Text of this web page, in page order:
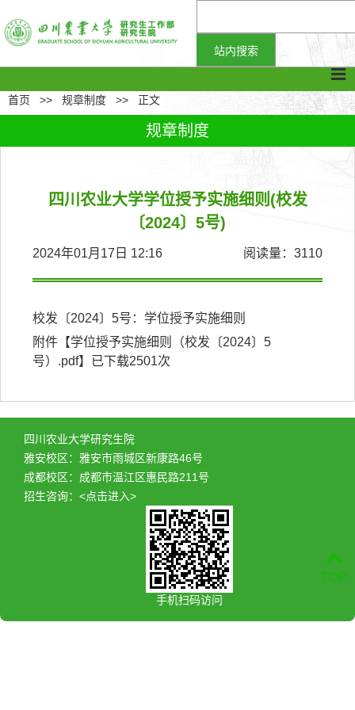
首页 >> 规章制度 >> 正文
规章制度
四川农业大学学位授予实施细则(校发
〔2024〕5号)
2024年01月17日 12:16 阅读量： 3110
校发〔2024〕5号：学位授予实施细则
附件【学位授予实施细则（校发〔2024〕5
号）.pdf】已下载2501次
四川农业大学研究生院
雅安校区：雅安市雨城区新康路46号
成都校区：成都市温江区惠民路211号
招生咨询： <点击进入>
手机扫码访问
TOP